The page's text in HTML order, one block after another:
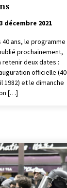
décembre 2021
ans, le programme
prochainement,
retenir deux dates :
officielle (40
1982) et le dimanche
[…]